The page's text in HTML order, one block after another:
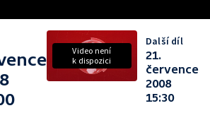
Video není
k dispozici
Další díl
21.
července
2008
15:30